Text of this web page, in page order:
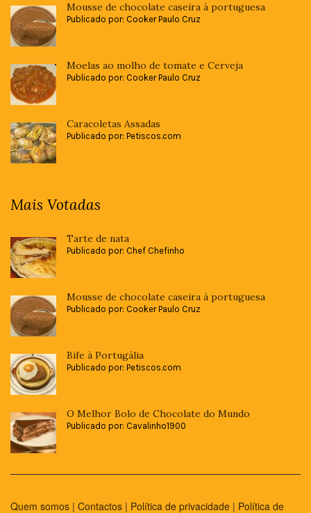
Mousse de chocolate caseira à portuguesa
Publicado por: Cooker Paulo Cruz
Moelas ao molho de tomate e Cerveja
Publicado por: Cooker Paulo Cruz
Caracoletas Assadas
Publicado por: Petiscos.com
Mais Votadas
Tarte de nata
Publicado por: Chef Chefinho
Mousse de chocolate caseira à portuguesa
Publicado por: Cooker Paulo Cruz
Bife à Portugália
Publicado por: Petiscos.com
O Melhor Bolo de Chocolate do Mundo
Publicado por: Cavalinho1900
Quem somos | Contactos | Política de privacidade | Política de